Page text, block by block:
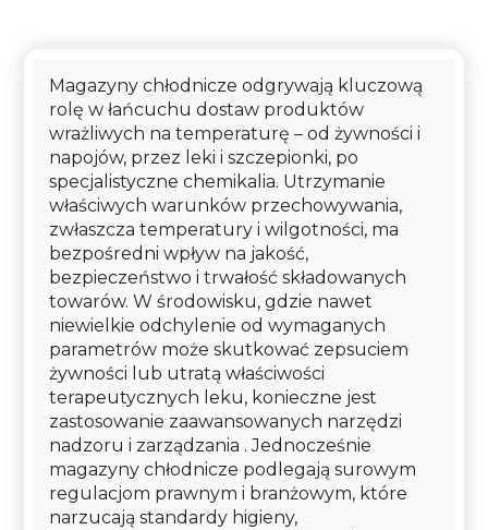
Magazyny chłodnicze odgrywają kluczową
rolę w łańcuchu dostaw produktów
wrażliwych na temperaturę – od żywności i
napojów, przez leki i szczepionki, po
specjalistyczne chemikalia. Utrzymanie
właściwych warunków przechowywania,
zwłaszcza temperatury i wilgotności, ma
bezpośredni wpływ na jakość,
bezpieczeństwo i trwałość składowanych
towarów. W środowisku, gdzie nawet
niewielkie odchylenie od wymaganych
parametrów może skutkować zepsuciem
żywności lub utratą właściwości
terapeutycznych leku, konieczne jest
zastosowanie zaawansowanych narzędzi
nadzoru i zarządzania . Jednocześnie
magazyny chłodnicze podlegają surowym
regulacjom prawnym i branżowym, które
narzucają standardy higieny,